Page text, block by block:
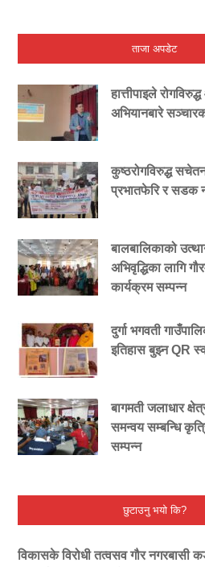
ताजा अपडेट
हात्तीपाइले
अभियानबारे
कुष्ठरोगविरुद्ध
प्रभातफेरि र सडक
बालबालिकाको
अभिवृद्धिका लागि
कार्यक्रम सम्पन्न
दुर्गा भगवती
इतिहास बुझ्न QR
बागमती जलाधार
समन्वय सम्बन्धि
सम्पन्न
छुटाउनु भयो कि?
विकासके विरोधी तत्वसव गौर नगरबासी